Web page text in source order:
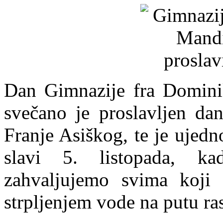
Dan Gimnazije fra
svečano je proslavljen
Franje Asiškog, te je
slavi 5. listopada,
zahvaljujemo svima
strpljenjem vode na putu